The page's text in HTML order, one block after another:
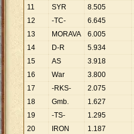
11
SYR 8.505
12
-TC- 6.645
13
MORAVA 6.005
14
D-R 5.934
15
AS 3.918
16
War 3.800
17
-RKS- 2.075
18
Gmb. 1.627
19
-TS- 1.295
20
IRON 1.187